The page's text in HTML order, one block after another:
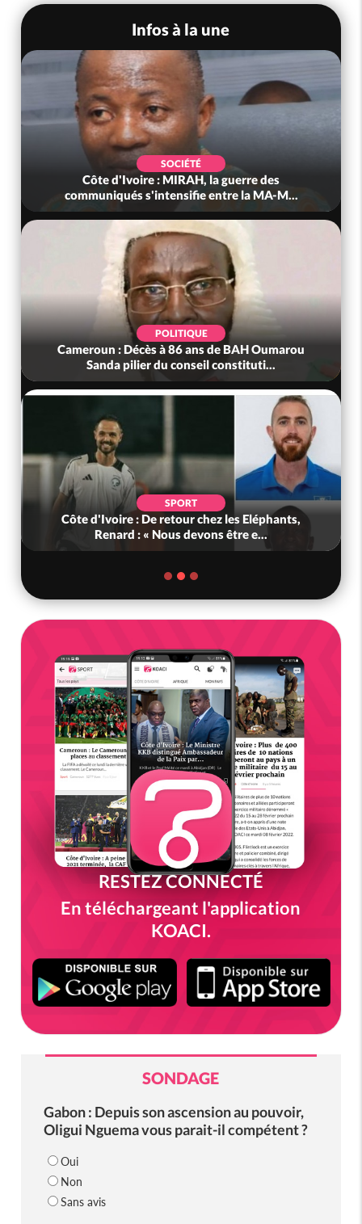
Infos à la une
SOCIÉTÉ
Côte d'Ivoire : MIRAH, la guerre des
communiqués s'intensifie entre la MA-M...
POLITIQUE
Cameroun : Décès à 86 ans de BAH Oumarou
Sanda pilier du conseil constituti...
SPORT
Côte d'Ivoire : De retour chez les Eléphants,
Renard : « Nous devons être e...
RESTEZ CONNECTÉ
En téléchargeant l'application
KOACI.
SONDAGE
Gabon : Depuis son ascension au pouvoir,
Oligui Nguema vous parait-il compétent ?
Oui
Non
Sans avis